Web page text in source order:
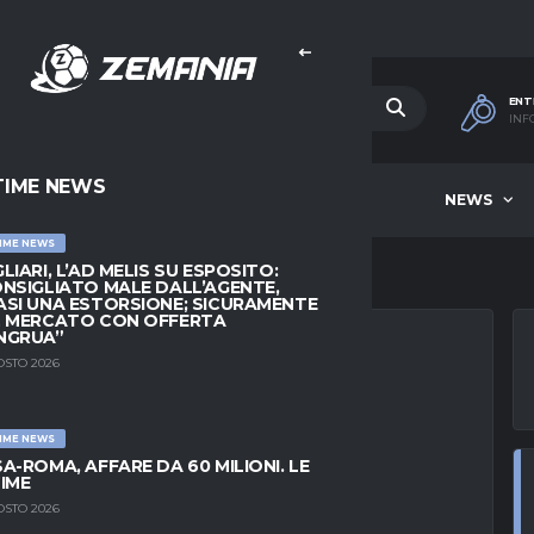
NEWS
NEWS
NEWS
L’AD MELIS SU ESPOSITO:
MALE DALL’AGENTE,
UNA ESTORSIONE; SICURAMENTE
MERCATO CON OFFERTA
2026
NEWS
ROMA, AFFARE DA 60 MILIONI. LE
2026
KJAER:
SQUADRA. NON
GIORNO”